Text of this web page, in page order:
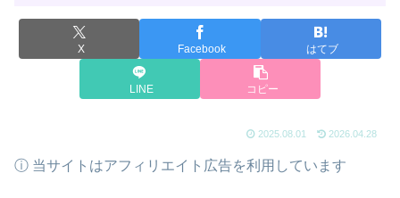
X Facebook はてブ
LINE コピー
2025.08.01 2026.04.28
ⓘ 当サイトはアフィリエイト広告を利用しています